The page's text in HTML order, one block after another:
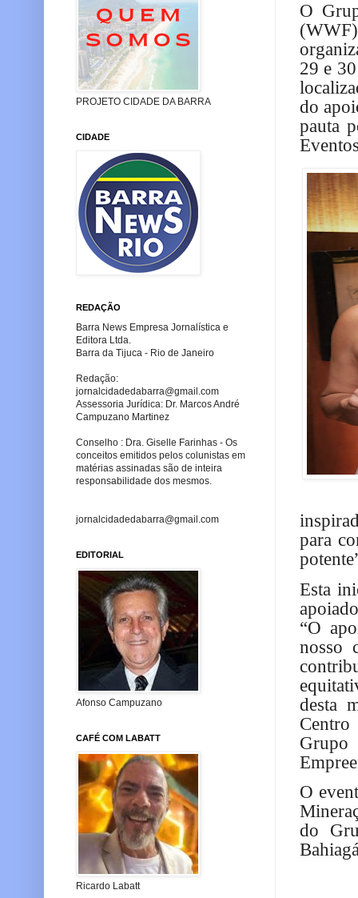
O
29 e
do
pauta
para
Esta
“O
nosso
desta
O
do
PROJETO CIDADE DA BARRA
CIDADE
REDAÇÃO
Barra News Empresa Jornalística e
Editora Ltda.
Barra da Tijuca - Rio de Janeiro
Redação:
jornalcidadedabarra@gmail.com
Assessoria Jurídica: Dr. Marcos André
Campuzano Martinez
Conselho : Dra. Giselle Farinhas - Os
conceitos emitidos pelos colunistas em
matérias assinadas são de inteira
responsabilidade dos mesmos.
jornalcidadedabarra@gmail.com
EDITORIAL
Afonso Campuzano
CAFÉ COM LABATT
Ricardo Labatt